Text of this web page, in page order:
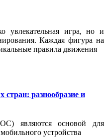
игра, но и
Каждая фигура на
правила движения
разнообразие и
являются основой для
устройства